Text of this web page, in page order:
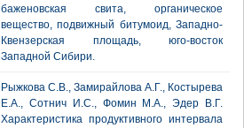
баженовская свита, органическое
вещество, подвижный битумоид, Западно-
Квензерская площадь, юго-восток
Западной Сибири.
Рыжкова С.В., Замирайлова А.Г., Костырева
Е.А., Сотнич И.С., Фомин М.А., Эдер В.Г.
Характеристика продуктивного интервала